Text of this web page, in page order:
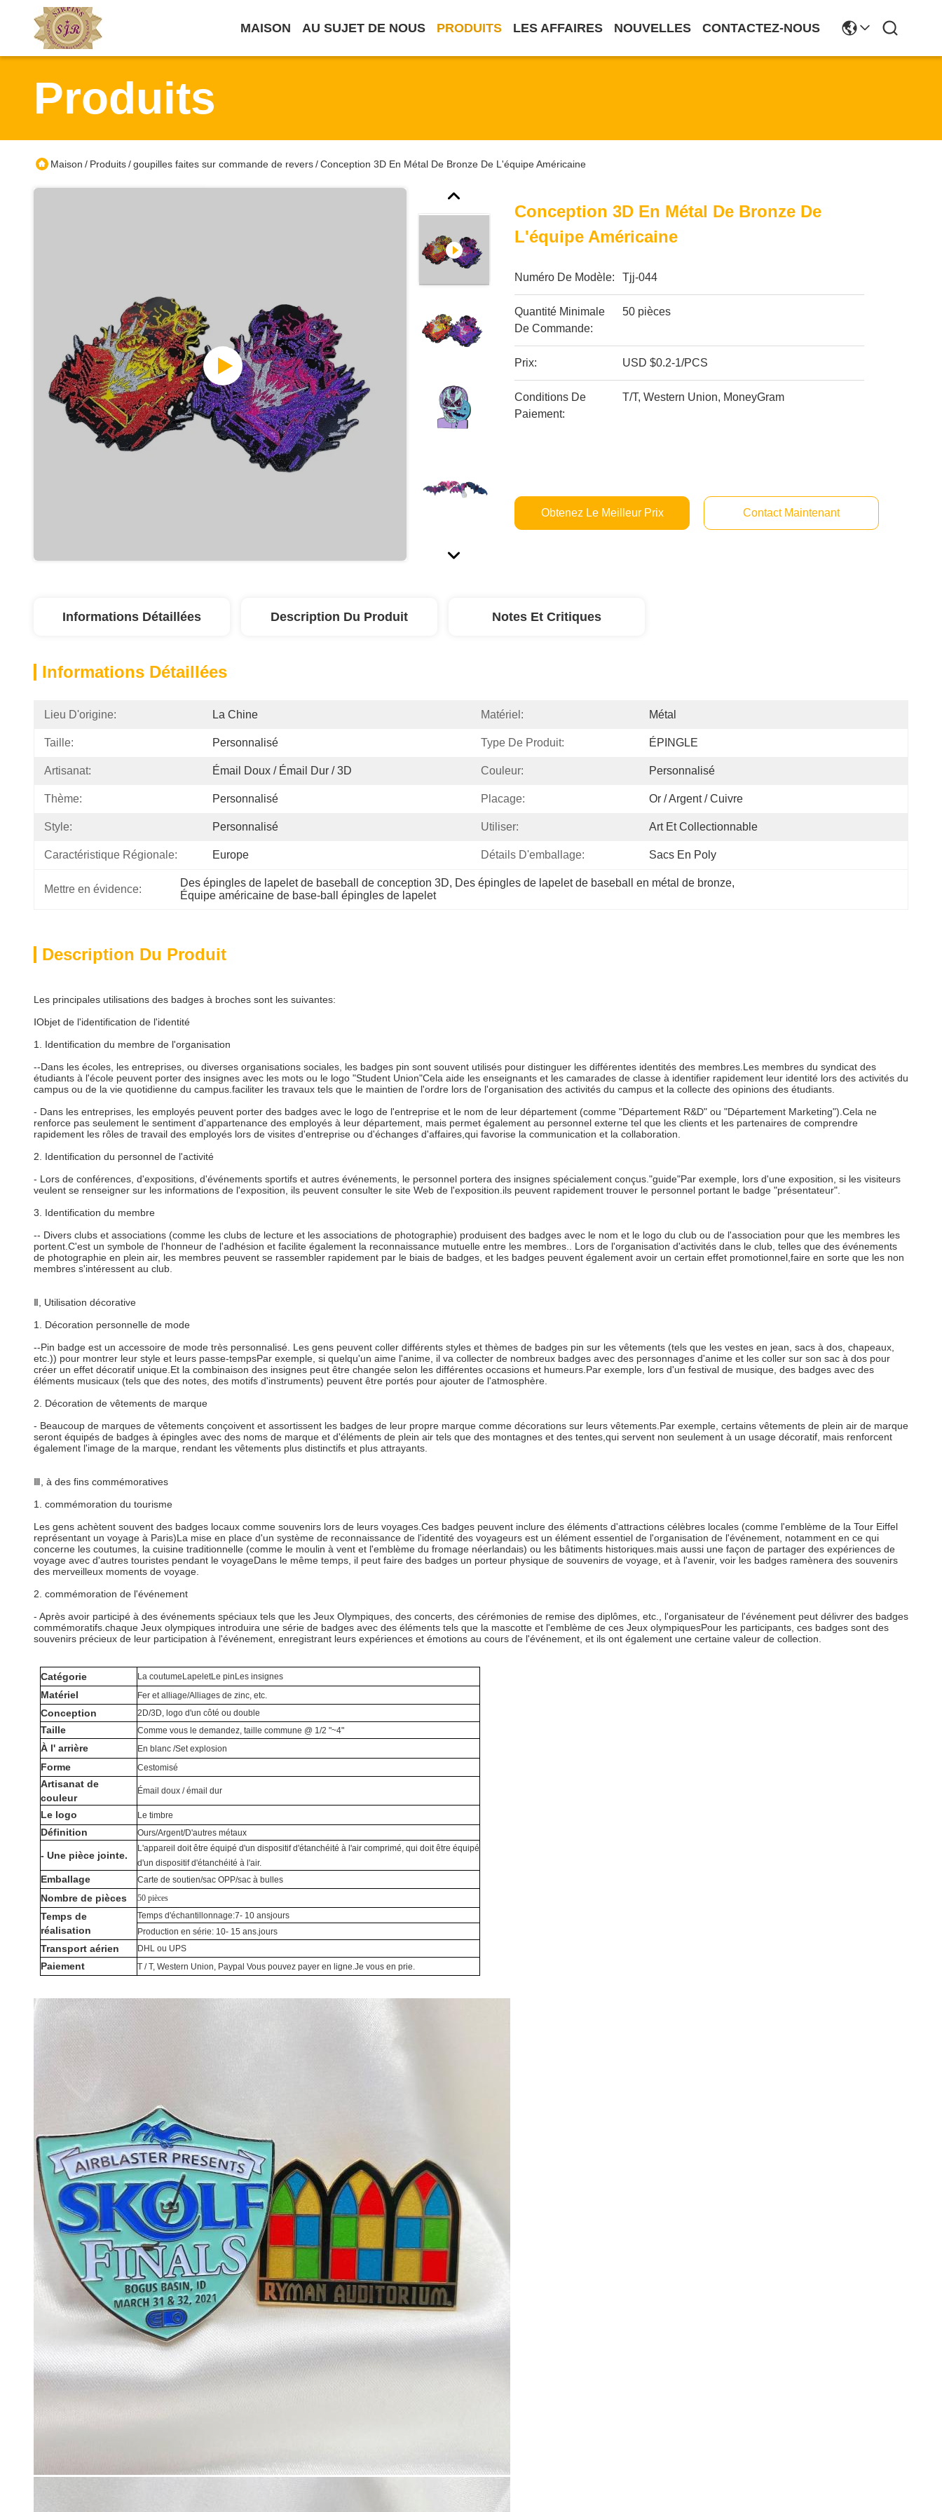
MAISON AU SUJET DE NOUS PRODUITS LES AFFAIRES NOUVELLES CONTACTEZ-NOUS
Produits
Maison / Produits/goupilles faites sur commande de revers/Conception 3D En Métal De Bronze De L'équipe Américaine
Conception 3D En Métal De Bronze De
L'équipe Américaine
Numéro De Modèle: Tjj-044
Quantité Minimale
De Commande:
50 pièces
Prix: USD $0.2-1/PCS
Conditions De
Paiement:
T/T, Western Union, MoneyGram
Obtenez Le Meilleur Prix Contact Maintenant
Informations Détaillées Description Du Produit Notes Et Critiques
Informations Détaillées
Lieu D'origine: La Chine Matériel: Métal
Taille: Personnalisé Type De Produit: ÉPINGLE
Artisanat: Émail Doux / Émail Dur / 3D Couleur: Personnalisé
Thème: Personnalisé Placage: Or / Argent / Cuivre
Style: Personnalisé Utiliser: Art Et Collectionnable
Caractéristique Régionale: Europe Détails D'emballage: Sacs En Poly
Mettre en évidence:
Des épingles de lapelet de baseball de conception 3D, Des épingles de lapelet de baseball en métal de bronze,
Équipe américaine de base-ball épingles de lapelet
Description Du Produit
Les principales utilisations des badges à broches sont les suivantes:
ⅠObjet de l'identification de l'identité
1. Identification du membre de l'organisation
--Dans les écoles, les entreprises, ou diverses organisations sociales, les badges pin sont souvent utilisés pour distinguer les différentes identités des membres.Les membres du syndicat des
étudiants à l'école peuvent porter des insignes avec les mots ou le logo "Student Union"Cela aide les enseignants et les camarades de classe à identifier rapidement leur identité lors des activités du
campus ou de la vie quotidienne du campus.faciliter les travaux tels que le maintien de l'ordre lors de l'organisation des activités du campus et la collecte des opinions des étudiants.
- Dans les entreprises, les employés peuvent porter des badges avec le logo de l'entreprise et le nom de leur département (comme "Département R&D" ou "Département Marketing").Cela ne
renforce pas seulement le sentiment d'appartenance des employés à leur département, mais permet également au personnel externe tel que les clients et les partenaires de comprendre
rapidement les rôles de travail des employés lors de visites d'entreprise ou d'échanges d'affaires,qui favorise la communication et la collaboration.
2. Identification du personnel de l'activité
- Lors de conférences, d'expositions, d'événements sportifs et autres événements, le personnel portera des insignes spécialement conçus."guide"Par exemple, lors d'une exposition, si les visiteurs
veulent se renseigner sur les informations de l'exposition, ils peuvent consulter le site Web de l'exposition.ils peuvent rapidement trouver le personnel portant le badge "présentateur".
3. Identification du membre
-- Divers clubs et associations (comme les clubs de lecture et les associations de photographie) produisent des badges avec le nom et le logo du club ou de l'association pour que les membres les
portent.C'est un symbole de l'honneur de l'adhésion et facilite également la reconnaissance mutuelle entre les membres.. Lors de l'organisation d'activités dans le club, telles que des événements
de photographie en plein air, les membres peuvent se rassembler rapidement par le biais de badges, et les badges peuvent également avoir un certain effet promotionnel,faire en sorte que les non
membres s'intéressent au club.
Ⅱ, Utilisation décorative
1. Décoration personnelle de mode
--Pin badge est un accessoire de mode très personnalisé. Les gens peuvent coller différents styles et thèmes de badges pin sur les vêtements (tels que les vestes en jean, sacs à dos, chapeaux,
etc.)) pour montrer leur style et leurs passe-tempsPar exemple, si quelqu'un aime l'anime, il va collecter de nombreux badges avec des personnages d'anime et les coller sur son sac à dos pour
créer un effet décoratif unique.Et la combinaison des insignes peut être changée selon les différentes occasions et humeurs.Par exemple, lors d'un festival de musique, des badges avec des
éléments musicaux (tels que des notes, des motifs d'instruments) peuvent être portés pour ajouter de l'atmosphère.
2. Décoration de vêtements de marque
- Beaucoup de marques de vêtements conçoivent et assortissent les badges de leur propre marque comme décorations sur leurs vêtements.Par exemple, certains vêtements de plein air de marque
seront équipés de badges à épingles avec des noms de marque et d'éléments de plein air tels que des montagnes et des tentes,qui servent non seulement à un usage décoratif, mais renforcent
également l'image de la marque, rendant les vêtements plus distinctifs et plus attrayants.
Ⅲ, à des fins commémoratives
1. commémoration du tourisme
Les gens achètent souvent des badges locaux comme souvenirs lors de leurs voyages.Ces badges peuvent inclure des éléments d'attractions célèbres locales (comme l'emblème de la Tour Eiffel
représentant un voyage à Paris)La mise en place d'un système de reconnaissance de l'identité des voyageurs est un élément essentiel de l'organisation de l'événement, notamment en ce qui
concerne les coutumes, la cuisine traditionnelle (comme le moulin à vent et l'emblème du fromage néerlandais) ou les bâtiments historiques.mais aussi une façon de partager des expériences de
voyage avec d'autres touristes pendant le voyageDans le même temps, il peut faire des badges un porteur physique de souvenirs de voyage, et à l'avenir, voir les badges ramènera des souvenirs
des merveilleux moments de voyage.
2. commémoration de l'événement
- Après avoir participé à des événements spéciaux tels que les Jeux Olympiques, des concerts, des cérémonies de remise des diplômes, etc., l'organisateur de l'événement peut délivrer des badges
commémoratifs.chaque Jeux olympiques introduira une série de badges avec des éléments tels que la mascotte et l'emblème de ces Jeux olympiquesPour les participants, ces badges sont des
souvenirs précieux de leur participation à l'événement, enregistrant leurs expériences et émotions au cours de l'événement, et ils ont également une certaine valeur de collection.
Catégorie La coutume LapeletLe pin Les insignes
Matériel Fer et alliage/Alliages de zinc, etc.
Conception 2D/3D, logo d'un côté ou double
Taille Comme vous le demandez, taille commune @ 1/2 "~4"
À l' arrière En blanc /Set explosion
Forme Cestomisé
Artisanat de
couleur
Émail doux / émail dur
Le logo Le timbre
Définition Ours/Argent/D'autres métaux
- Une pièce jointe.
L'appareil doit être équipé d'un dispositif d'étanchéité à l'air comprimé, qui doit être équipé
d'un dispositif d'étanchéité à l'air.
Emballage Carte de soutien/sac OPP/sac à bulles
Nombre de pièces 50 pièces
Temps de
réalisation
Temps d'échantillonnage:7- 10 ansjours
Production en série: 10- 15 ans.jours
Transport aérien DHL ou UPS
Paiement T / T, Western Union, Paypal Vous pouvez payer en ligne.Je vous en prie.